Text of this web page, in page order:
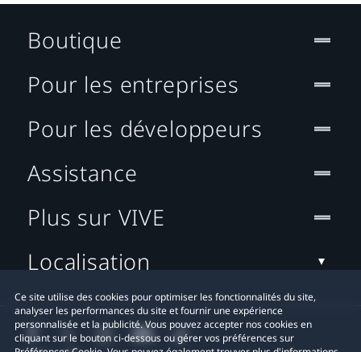
Ce site utilise des cookies pour optimiser les fonctionnalités du site,
analyser les performances du site et fournir une expérience
personnalisée et la publicité. Vous pouvez accepter nos cookies en
cliquant sur le bouton ci-dessous ou gérer vos préférences sur
Boutique
Pour les entreprises
Pour les développeurs
Assistance
Plus sur VIVE
Localisation